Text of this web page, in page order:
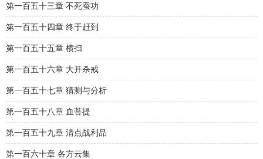
第一百五十三章 不死蚕功
第一百五十四章 终于赶到
第一百五十五章 横扫
第一百五十六章 大开杀戒
第一百五十七章 猜测与分析
第一百五十八章 血菩提
第一百五十九章 清点战利品
第一百六十章 各方云集